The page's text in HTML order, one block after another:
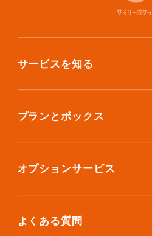
サービスを知る
使い方
ご利用料金
集荷について
プランとボックス
スタンダードプラン
エコノミープラン
大型アイテムプラン
オプションサービス
おしゃれ着保管
無酸素保管
よくある質問